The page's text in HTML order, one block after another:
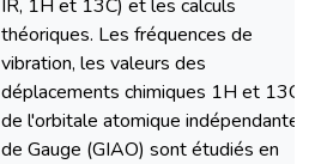
IR, 1H et 13C) et les calculs
théoriques. Les fréquences de
vibration, les valeurs des
déplacements chimiques 1H et 13C
de l'orbitale atomique indépendante
de Gauge (GIAO) sont étudiés en